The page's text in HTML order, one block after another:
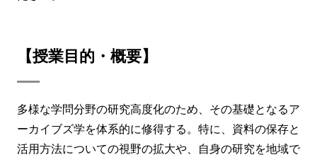
【授業目的・概要】
多様な学問分野の研究高度化のため、その基礎となるア
ーカイブズ学を体系的に修得する。特に、資料の保存と
活用方法についての視野の拡大や、自身の研究を地域で